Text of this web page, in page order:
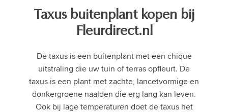
Taxus buitenplant kopen bij
Fleurdirect.nl
De taxus is een buitenplant met een chique
uitstraling die uw tuin of terras opfleurt. De
taxus is een plant met zachte, lancetvormige en
donkergroene naalden die erg lang kan leven.
Ook bij lage temperaturen doet de taxus het